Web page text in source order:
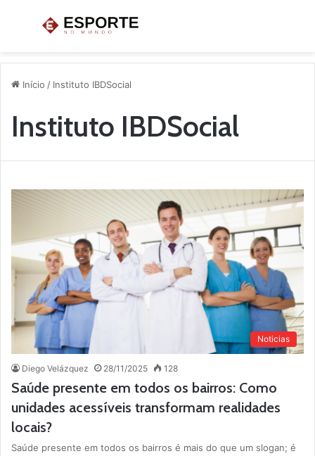
Menu
Início / Instituto IBDSocial
Instituto IBDSocial
Noticias
Diego Velázquez 28/11/2025 128
Saúde presente em todos os bairros: Como
unidades acessíveis transformam realidades
locais?
Saúde presente em todos os bairros é mais do que um slogan; é